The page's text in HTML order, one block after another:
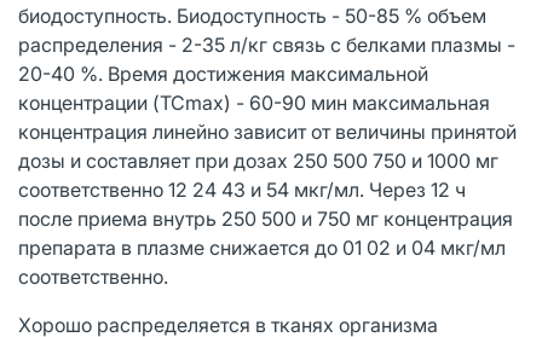
биодоступность. Биодоступность - 50-85 % объем
распределения - 2-35 л/кг связь с белками плазмы -
20-40 %. Время достижения максимальной
концентрации (TCmax) - 60-90 мин максимальная
концентрация линейно зависит от величины принятой
дозы и составляет при дозах 250 500 750 и 1000 мг
соответственно 12 24 43 и 54 мкг/мл. Через 12 ч
после приема внутрь 250 500 и 750 мг концентрация
препарата в плазме снижается до 01 02 и 04 мкг/мл
соответственно.
Хорошо распределяется в тканях организма